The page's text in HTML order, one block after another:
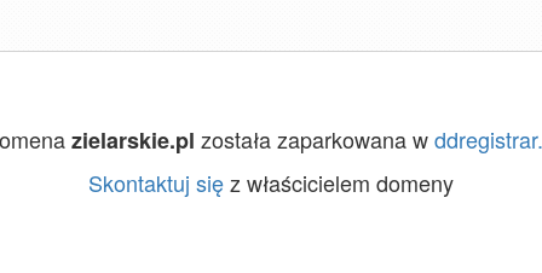
zielarskie.pl została zaparkowana w
Skontaktuj sięz właścicielem domeny